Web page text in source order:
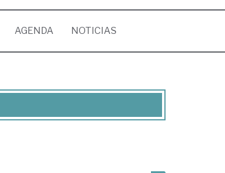
AGENDA NOTICIAS